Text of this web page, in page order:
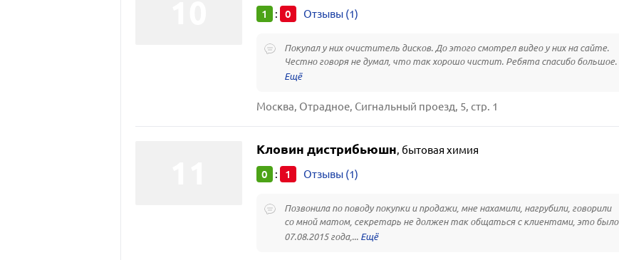
1 : 0 Отзывы (1)
Покупал у них очиститель дисков. До этого смотрел видео у них на сайте.
Честно говоря не думал, что так хорошо чистит. Ребята спасибо большое.
Москва, Отрадное, Сигнальный проезд, 5, стр. 1
Кловин дистрибьюшн, бытовая химия
0 : 1 Отзывы (1)
Позвонила по поводу покупки и продажи, мне нахамили, нагрубили, говорили
со мной матом, секретарь не должен так общаться с клиентами, это было
07.08.2015 года,...